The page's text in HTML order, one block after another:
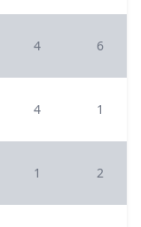
4 6
4 1
1 2